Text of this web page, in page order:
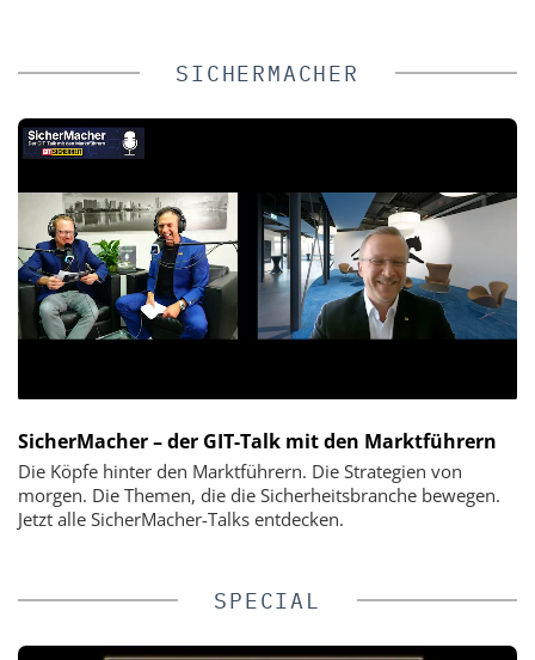
SICHERMACHER
SicherMacher – der GIT-Talk mit den Marktführern
Die Köpfe hinter den Marktführern. Die Strategien von
morgen. Die Themen, die die Sicherheitsbranche bewegen.
Jetzt alle SicherMacher-Talks entdecken.
SPECIAL